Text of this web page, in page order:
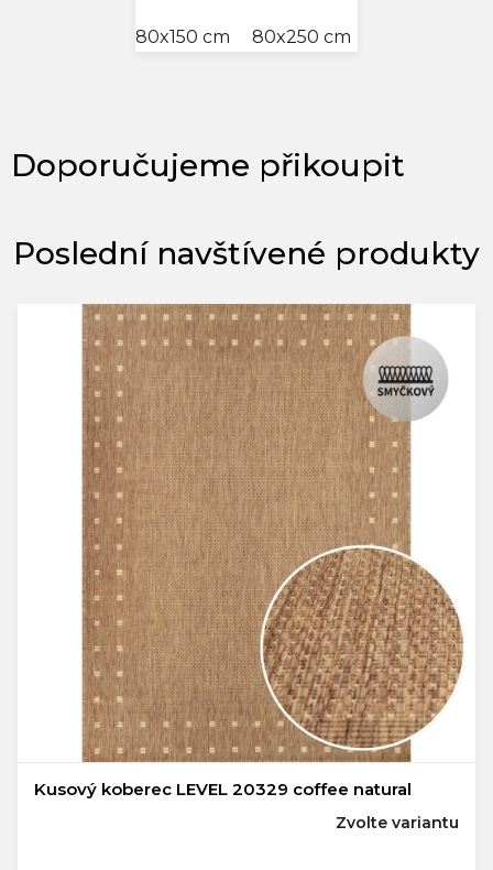
80x150 cm 80x250 cm
Poslední navštívené produkty
Kusový koberec LEVEL 20329 coffee natural
Zvolte variantu